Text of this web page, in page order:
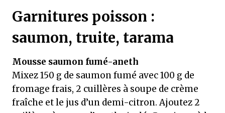
Garnitures poisson :
saumon, truite, tarama
Mousse saumon fumé-aneth
Mixez 150 g de saumon fumé avec 100 g de
fromage frais, 2 cuillères à soupe de crème
fraîche et le jus d’un demi-citron. Ajoutez 2